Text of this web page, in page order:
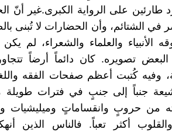
طارئين على الرواية الكبرى.غير أنّ
في الشتائم، وأن الحضارات لا تُبنى
الأنبياء والعلماء والشعراء، لم
تصويره. كان دائماً أرضاً
وفيه كُتبت أعظم صفحات الفقه
جنباً إلى جنبٍ في فترات طويلة
من حروبٍ وانقساماتٍ وميليشيات
أكثر تعباً. فالناس الذين